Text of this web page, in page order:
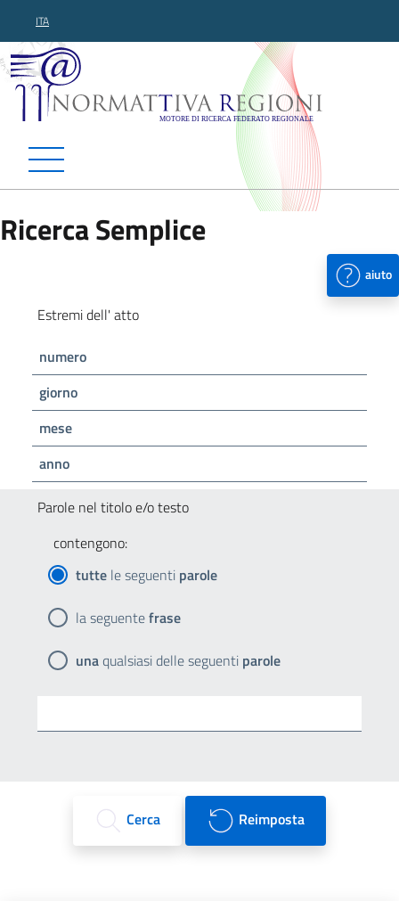
ITA
Normattiva Regioni -
Ricerca Semplice
aiuto
Estremi dell' atto
numero
giorno
mese
anno
Parole nel titolo e/o testo
contengono:
tutte le seguenti parole
la seguentefrase
unaqualsiasi delle seguenti parole
Cerca Reimposta